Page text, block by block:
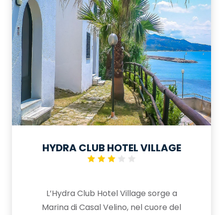
HYDRA CLUB HOTEL VILLAGE
L’Hydra Club Hotel Village sorge a
Marina di Casal Velino, nel cuore del